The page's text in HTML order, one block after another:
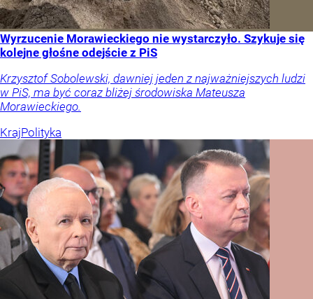
Wyrzucenie Morawieckiego nie wystarczyło. Szykuje się
kolejne głośne odejście z PiS
Krzysztof Sobolewski, dawniej jeden z najważniejszych ludzi
w PiS, ma być coraz bliżej środowiska Mateusza
Morawieckiego.
KrajPolityka